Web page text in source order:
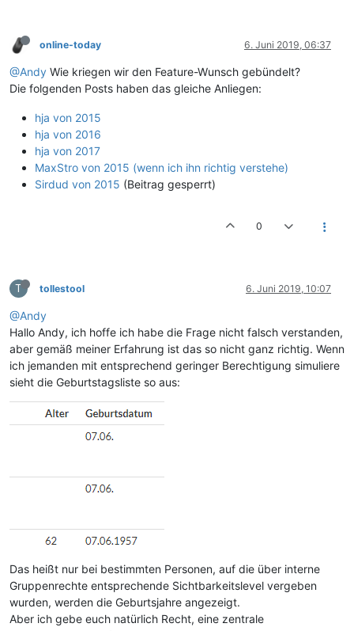
online-today 6. Juni 2019, 06:37
@Andy Wie kriegen wir den Feature-Wunsch gebündelt?
Die folgenden Posts haben das gleiche Anliegen:
hja von 2015
hja von 2016
hja von 2017
MaxStro von 2015 (wenn ich ihn richtig verstehe)
Sirdud von 2015 (Beitrag gesperrt)
0
T tollestool 6. Juni 2019, 10:07
@Andy
Hallo Andy, ich hoffe ich habe die Frage nicht falsch verstanden,
aber gemäß meiner Erfahrung ist das so nicht ganz richtig. Wenn
ich jemanden mit entsprechend geringer Berechtigung simuliere
sieht die Geburtstagsliste so aus:
Das heißt nur bei bestimmten Personen, auf die über interne
Gruppenrechte entsprechende Sichtbarkeitslevel vergeben
wurden, werden die Geburtsjahre angezeigt.
Aber ich gebe euch natürlich Recht, eine zentrale